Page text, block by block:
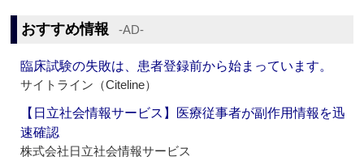
おすすめ情報 ‐AD‐
臨床試験の失敗は、患者登録前から始まっています。
サイトライン（Citeline）
【日立社会情報サービス】医療従事者が副作用情報を迅
速確認
株式会社日立社会情報サービス